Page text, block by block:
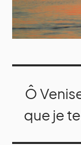
Ô
que je